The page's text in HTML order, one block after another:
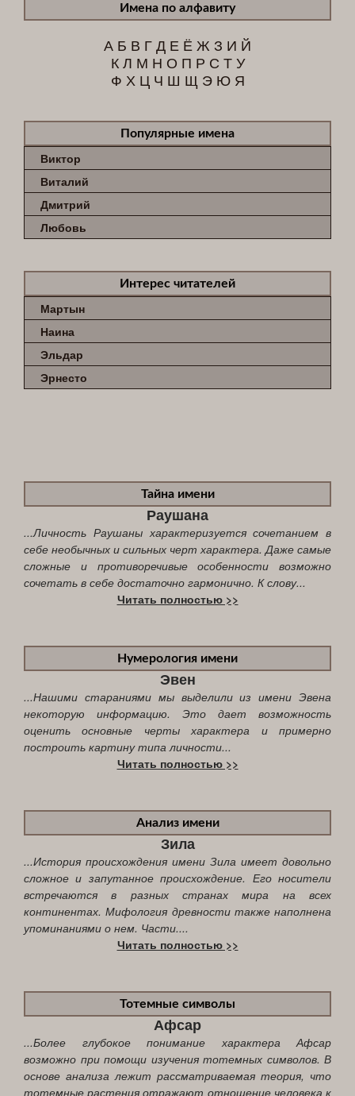
Имена по алфавиту
А Б В ГД Е Ё Ж З И Й
К Л М Н О П Р С Т У
Ф Х Ц Ч Ш Щ Э Ю Я
Популярные имена
Виктор
Виталий
Дмитрий
Любовь
Интерес читателей
Мартын
Наина
Эльдар
Эрнесто
Тайна имени
Раушана
...Личность Раушаны характеризуется сочетанием в
себе необычных и сильных черт характера. Даже самые
сложные и противоречивые особенности возможно
сочетать в себе достаточно гармонично. К слову...
Читать полностью >>
Нумерология имени
Эвен
...Нашими стараниями мы выделили из имени Эвена
некоторую информацию. Это дает возможность
оценить основные черты характера и примерно
построить картину типа личности...
Читать полностью >>
Анализ имени
Зила
...История происхождения имени Зила имеет довольно
сложное и запутанное происхождение. Его носители
встречаются в разных странах мира на всех
континентах. Мифология древности также наполнена
упоминаниями о нем. Части....
Читать полностью >>
Тотемные символы
Афсар
...Более глубокое понимание характера Афсар
возможно при помощи изучения тотемных символов. В
основе анализа лежит рассматриваемая теория, что
тотемные растения отражают отношение человека к